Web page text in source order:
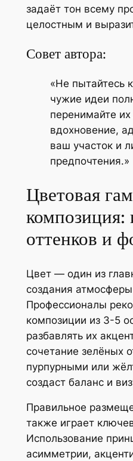
задаёт тон всему
целостным и
Совет автора:
«Не пытайтесь
чужие идеи
перенимайте
вдохновение,
ваш участок и
предпочтения.»
Цветовая
композиция:
оттенков и
Цвет — один из
создания
Профессионалы
композиции из 3-5
разбавлять их
сочетание зелёных
пурпурными или
создаст баланс и
Правильное
также играет
Использование
асимметрии,